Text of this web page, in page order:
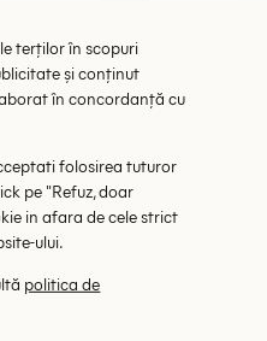
terților în scopuri
și conținut
în concordanță cu
folosirea tuturor
pe "Refuz, doar
in afara de cele strict
ului.
politica de